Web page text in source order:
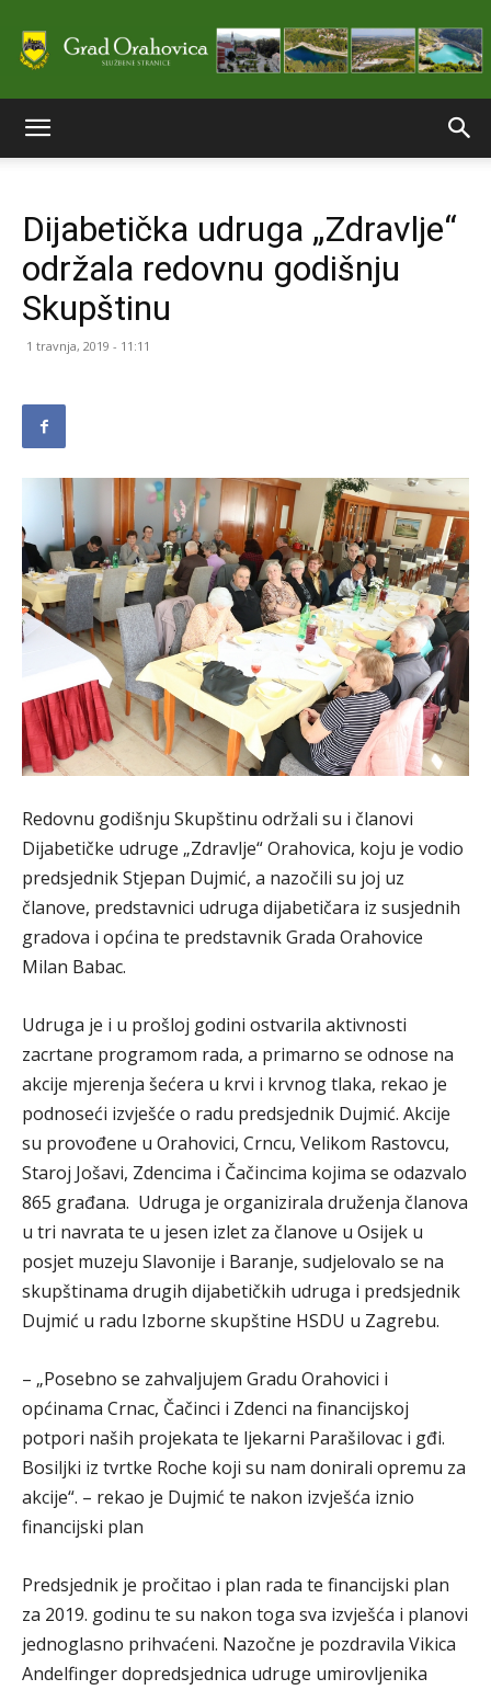
stranice
Dijabetička udruga „Zdravlje“
održala redovnu godišnju
Skupštinu
1 travnja, 2019 - 11:11
Redovnu godišnju Skupštinu održali su i članovi
Dijabetičke udruge „Zdravlje“ Orahovica, koju je vodio
predsjednik Stjepan Dujmić, a nazočili su joj uz
članove, predstavnici udruga dijabetičara iz susjednih
gradova i općina te predstavnik Grada Orahovice
Milan Babac.
Udruga je i u prošloj godini ostvarila aktivnosti
zacrtane programom rada, a primarno se odnose na
akcije mjerenja šećera u krvi i krvnog tlaka, rekao je
podnoseći izvješće o radu predsjednik Dujmić. Akcije
su provođene u Orahovici, Crncu, Velikom Rastovcu,
Staroj Jošavi, Zdencima i Čačincima kojima se odazvalo
865 građana. Udruga je organizirala druženja članova
u tri navrata te u jesen izlet za članove u Osijek u
posjet muzeju Slavonije i Baranje, sudjelovalo se na
skupštinama drugih dijabetičkih udruga i predsjednik
Dujmić u radu Izborne skupštine HSDU u Zagrebu.
– „Posebno se zahvaljujem Gradu Orahovici i
općinama Crnac, Čačinci i Zdenci na financijskoj
potpori naših projekata te ljekarni Parašilovac i gđi.
Bosiljki iz tvrtke Roche koji su nam donirali opremu za
akcije“. – rekao je Dujmić te nakon izvješća iznio
financijski plan
Predsjednik je pročitao i plan rada te financijski plan
za 2019. godinu te su nakon toga sva izvješća i planovi
jednoglasno prihvaćeni. Nazočne je pozdravila Vikica
Andelfinger dopredsjednica udruge umirovljenika